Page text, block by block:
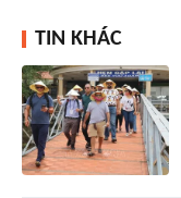
TIN KHÁC